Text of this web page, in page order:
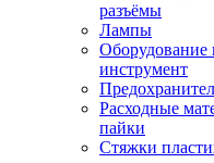
разъёмы
Лампы
Оборудование
инструмент
Расходные
пайки
Стяжки